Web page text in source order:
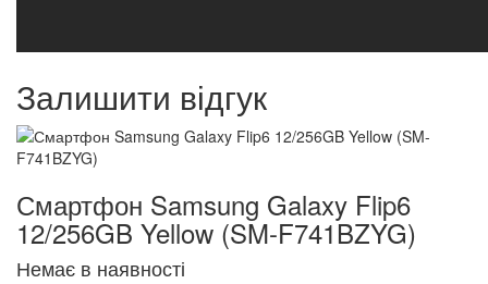
Залишити відгук
Смартфон Samsung Galaxy Flip6
12/256GB Yellow (SM-F741BZYG)
Немає в наявності